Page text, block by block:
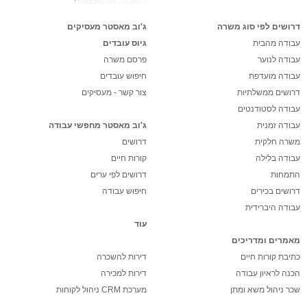
דרושים לפי סוג משרה
עבודה מהבית
עבודה לנוער
עבודה מועדפת
דרושים ממשלתיות
עבודה לסטודנטים
עבודה זמנית
משרה חלקית
עבודה בלילה
התמחות
דרושים בכירים
עבודה היברידית
מאמרים ומדריכים
כתיבת קורות חיים
הכנה לראיון עבודה
שכר ניהול משא ומתן
ג'וב מאסטר מעסיקים
גיוס עובדים
פרסם משרה
חיפוש עובדים
צור קשר - מעסיקים
ג'וב מאסטר מחפשי עבודה
דרושים
קורות חיים
דרושים לפי ערים
חיפוש עבודה
עוד
דירות להשכרה
דירות למכירה
מערכת CRM ניהול לקוחות